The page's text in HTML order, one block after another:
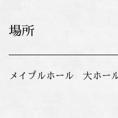
場所
メイプルホール 大ホー